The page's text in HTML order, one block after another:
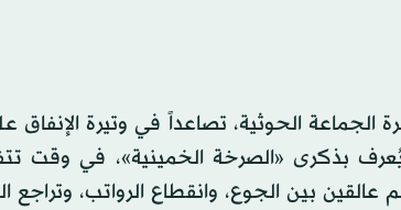
الحوثية، تصاعداً في وتيرة الإنفاق
بذكرى «الصرخة الخمينية»، في وقت
بين الجوع، وانقطاع الرواتب،